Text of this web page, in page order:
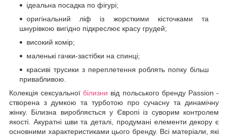
ідеальна посадка по фігурі;
оригінальний ліф із жорсткими кісточками та
шнурівкою вигідно підкреслює красу грудей;
високий комір;
маленькі гачки-застібки на спинці;
красиві трусики з переплетення роблять попку більш
привабливою.
Колекція сексуальноїбілизни від польського бренду Passion -
створена з думкою та турботою про сучасну та динамічну
жінку. Білизна виробляється у Європі із суворим контролем
якості. Акуратні шви та деталі, продумані елементи декору є
основними характеристиками цього бренду. Всі матеріали, які